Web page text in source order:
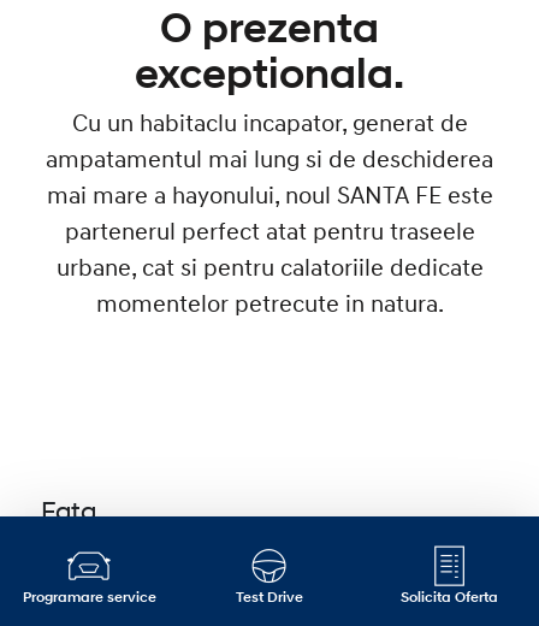
O prezenta
exceptionala.
Cu un habitaclu incapator, generat de
ampatamentul mai lung si de deschiderea
mai mare a hayonului, noul SANTA FE este
partenerul perfect atat pentru traseele
urbane, cat si pentru calatoriile dedicate
momentelor petrecute in natura.
Fata.
Personalitatea puternica a modelului este
accentuata de capota inalta, luminile in
forma literei „H”, aripile proemiente si ascutite,
Programare service Test Drive Solicita Oferta